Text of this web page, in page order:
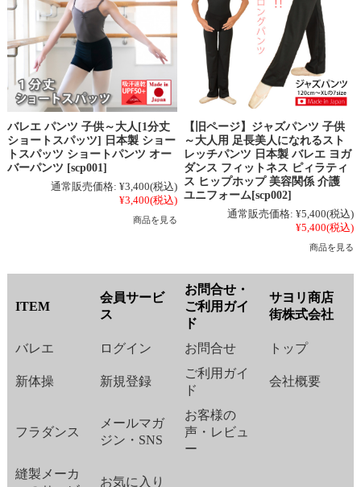
バレエ パンツ 子供～大人[1分丈
ショートスパッツ] 日本製 ショー
トスパッツ ショートパンツ オー
バーパンツ [scp001]
通常販売価格: ¥3,400(税込)
¥3,400(税込)
商品を見る
【旧ページ】ジャズパンツ 子供
～大人用 足長美人になれるスト
レッチパンツ 日本製 バレエ ヨガ
ダンス フィットネス ピィラティ
ス ヒップホップ 美容関係 介護
ユニフォーム[scp002]
通常販売価格: ¥5,400(税込)
¥5,400(税込)
商品を見る
ITEM
会員サービ
ス
お問合せ・
ご利用ガイ
ド
サヨリ商店
街株式会社
バレエ ログイン お問合せ トップ
新体操 新規登録
ご利用ガイ
ド
会社概要
フラダンス
メールマガ
ジン・SNS
お客様の
声・レビュ
ー
縫製メーカ
お気に入り